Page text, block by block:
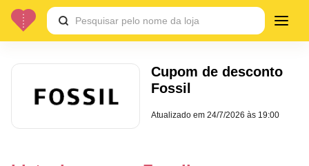
Cupom de desconto
Fossil
Atualizado em24/7/2026 às 19:00